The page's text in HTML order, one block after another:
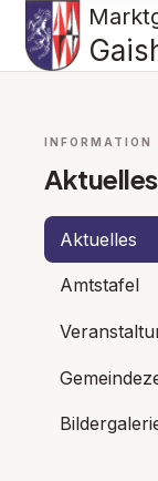
INFORMATION
Aktuelles
Aktuelles
Amtstafel